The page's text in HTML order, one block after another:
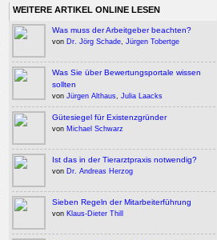
WEITERE ARTIKEL ONLINE LESEN
Was muss der Arbeitgeber beachten?
von Dr. Jörg Schade, Jürgen Tobertge
Was Sie über Bewertungsportale wissen
sollten
von Jürgen Althaus, Julia Laacks
Gütesiegel für Existenzgründer
von Michael Schwarz
Ist das in der Tierarztpraxis notwendig?
von Dr. Andreas Herzog
Sieben Regeln der Mitarbeiterführung
von Klaus-Dieter Thill